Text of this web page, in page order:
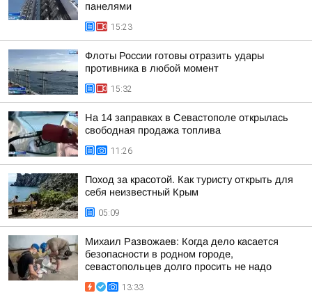
панелями
15:23
Флоты России готовы отразить удары
противника в любой момент
15:32
На 14 заправках в Севастополе открылась
свободная продажа топлива
11:26
Поход за красотой. Как туристу открыть для
себя неизвестный Крым
05:09
Михаил Развожаев: Когда дело касается
безопасности в родном городе,
севастопольцев долго просить не надо
13:33